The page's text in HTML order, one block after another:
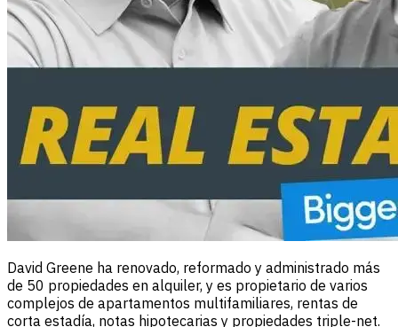
David Greene ha renovado, reformado y administrado más
de 50 propiedades en alquiler, y es propietario de varios
complejos de apartamentos multifamiliares, rentas de
corta estadía, notas hipotecarias y propiedades triple-net.